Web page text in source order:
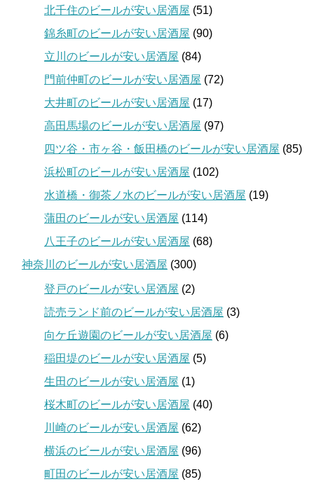
北千住のビールが安い居酒屋 (51)
錦糸町のビールが安い居酒屋 (90)
立川のビールが安い居酒屋 (84)
門前仲町のビールが安い居酒屋 (72)
大井町のビールが安い居酒屋 (17)
高田馬場のビールが安い居酒屋 (97)
四ツ谷・市ヶ谷・飯田橋のビールが安い居酒屋 (85)
浜松町のビールが安い居酒屋 (102)
水道橋・御茶ノ水のビールが安い居酒屋 (19)
蒲田のビールが安い居酒屋 (114)
八王子のビールが安い居酒屋 (68)
神奈川のビールが安い居酒屋 (300)
登戸のビールが安い居酒屋 (2)
読売ランド前のビールが安い居酒屋 (3)
向ケ丘遊園のビールが安い居酒屋 (6)
稲田堤のビールが安い居酒屋 (5)
生田のビールが安い居酒屋 (1)
桜木町のビールが安い居酒屋 (40)
川崎のビールが安い居酒屋 (62)
横浜のビールが安い居酒屋 (96)
町田のビールが安い居酒屋 (85)